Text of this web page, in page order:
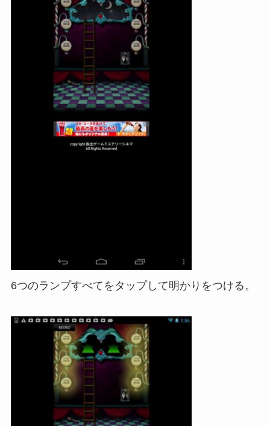
6つのランプすべてをタップして明かりをつける。